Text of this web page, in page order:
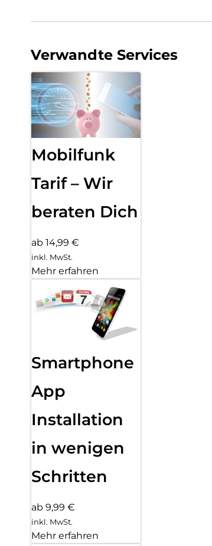
Verwandte Services
Mobilfunk
Tarif – Wir
beraten Dich
ab 14,99 €
inkl. MwSt.
Mehr erfahren
Smartphone
App
Installation
in wenigen
Schritten
ab 9,99 €
inkl. MwSt.
Mehr erfahren